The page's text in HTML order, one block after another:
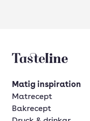
Tasteline startsida
Matig inspiration
Matrecept
Bakrecept